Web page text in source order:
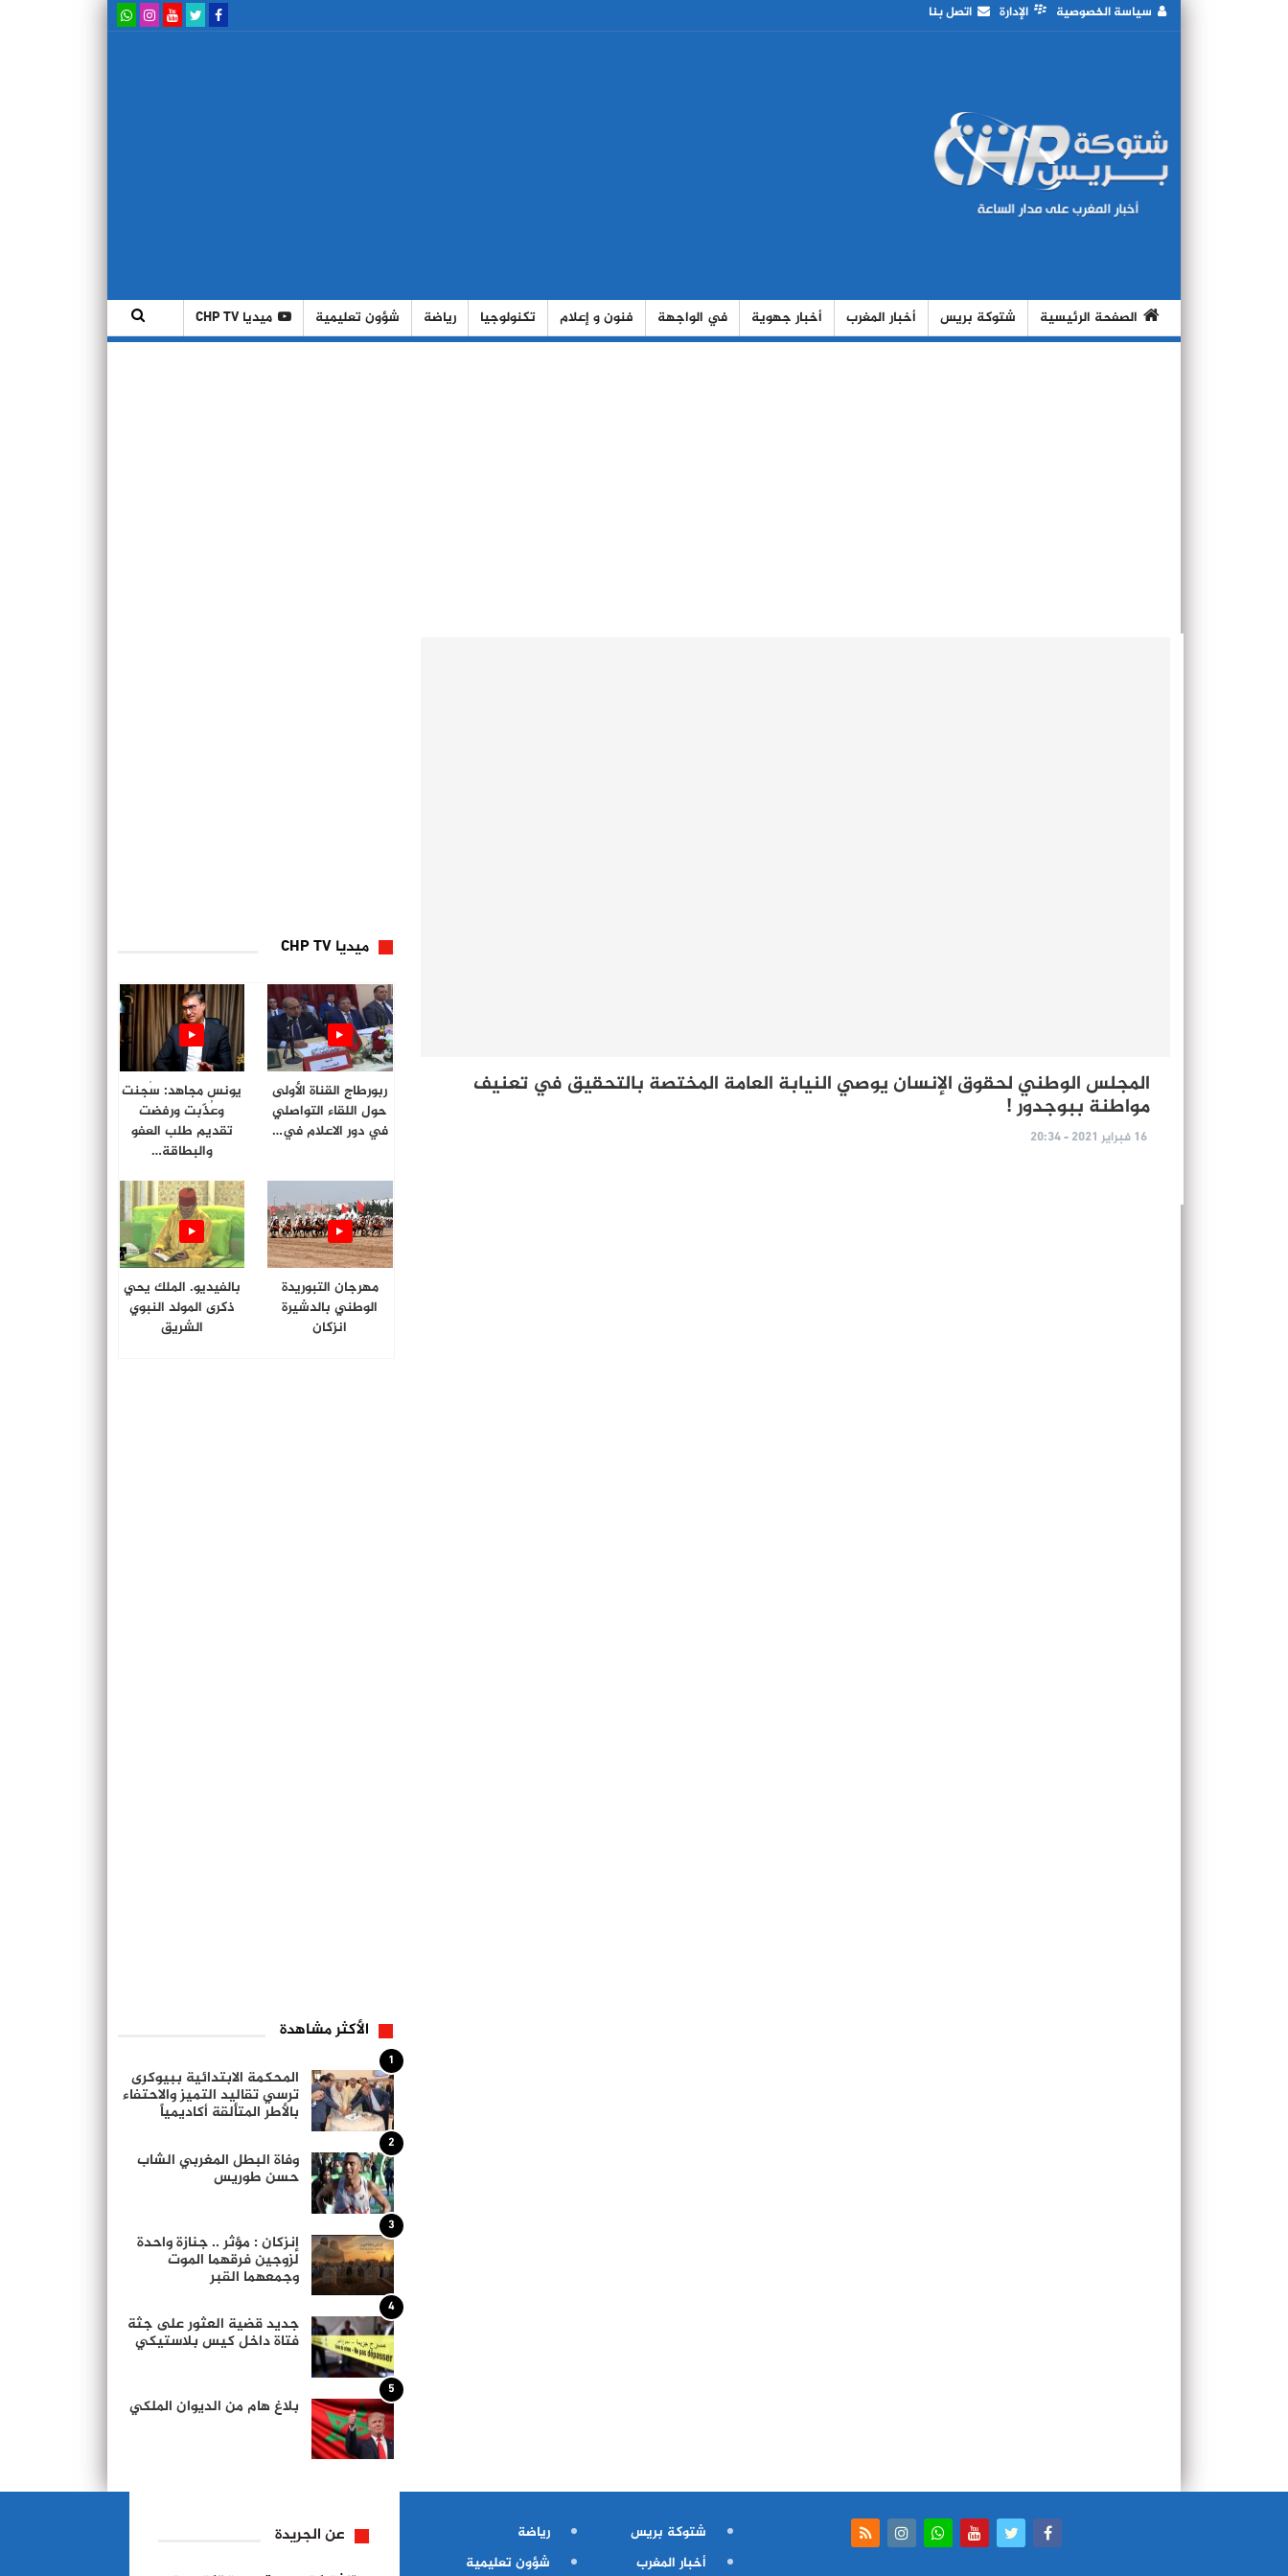
سياسة الخصوصية الإدارة اتصل بنا
الصفحة الرئيسية شتوكة بريس أخبار المغرب أخبار جهوية في الواجهة فنون و إعلام تكنولوجيا رياضة شؤون تعليمية ميديا CHP TV
المجلس الوطني لحقوق الإنسان يوصي النيابة العامة المختصة بالتحقيق في تعنيف
مواطنة ببوجدور !
16 فبراير 2021 - 20:34
ميديا CHP TV
ربورطاج القناة الأولى
حول اللقاء التواصلي
في دور الاعلام في…
يونس مجاهد: سُجنت
وعُذّبت ورفضت
تقديم طلب العفو
والبطاقة…
مهرجان التبوريدة
الوطني بالدشيرة
انزكان
بالفيديو. الملك يحي
ذكرى المولد النبوي
الشريق
الأكثر مشاهدة
1
المحكمة الابتدائية ببيوكرى
ترسي تقاليد التميز والاحتفاء
بالأطر المتألقة أكاديمياً
2
وفاة البطل المغربي الشاب
حسن طوريس
3
إنزكان : مؤثر .. جنازة واحدة
لزوجين فرقهما الموت
وجمعهما القبر
4
جديد قضية العثور على جثة
فتاة داخل كيس بلاستيكي
5
بلاغ هام من الديوان الملكي
شتوكة بريس
أخبار المغرب
رياضة
شؤون تعليمية
عن الجريدة